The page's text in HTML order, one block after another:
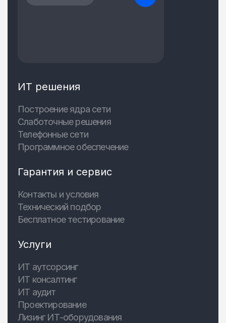
ИТ решения
Построение ядра сети
Слаботочные решения
Телефонные сети
Программное обеспечение
Гарантия и сервис
Контакты и условия
Технический подбор
Бесплатное тестирование
Услуги
ИТ аутсорсинг
ИТ консалтинг
ИТ аудит
Проектирование
Лизинг ИТ-оборудования